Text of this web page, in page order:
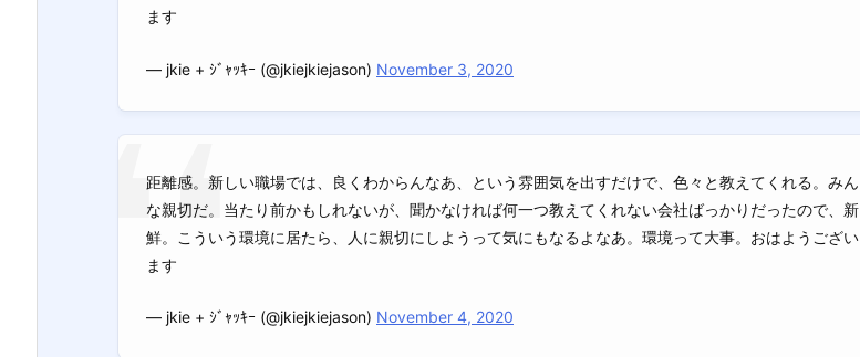
ます
— jkie + ｼﾞｬｯｷｰ (@jkiejkiejason) November 3, 2020
距離感。新しい職場では、良くわからんなあ、という雰囲気を出すだけで、色々と教えてくれる。みん
な親切だ。当たり前かもしれないが、聞かなければ何一つ教えてくれない会社ばっかりだったので、新
鮮。こういう環境に居たら、人に親切にしようって気にもなるよなあ。環境って大事。おはようござい
ます
— jkie + ｼﾞｬｯｷｰ (@jkiejkiejason) November 4, 2020